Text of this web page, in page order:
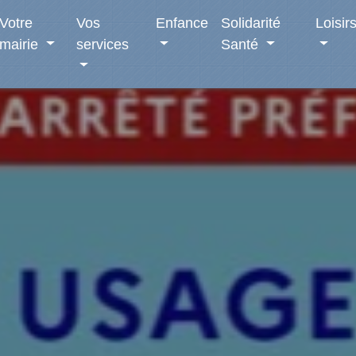
Votre
mairie
Vos
services
Enfance
Solidarité
Santé
Loisirs